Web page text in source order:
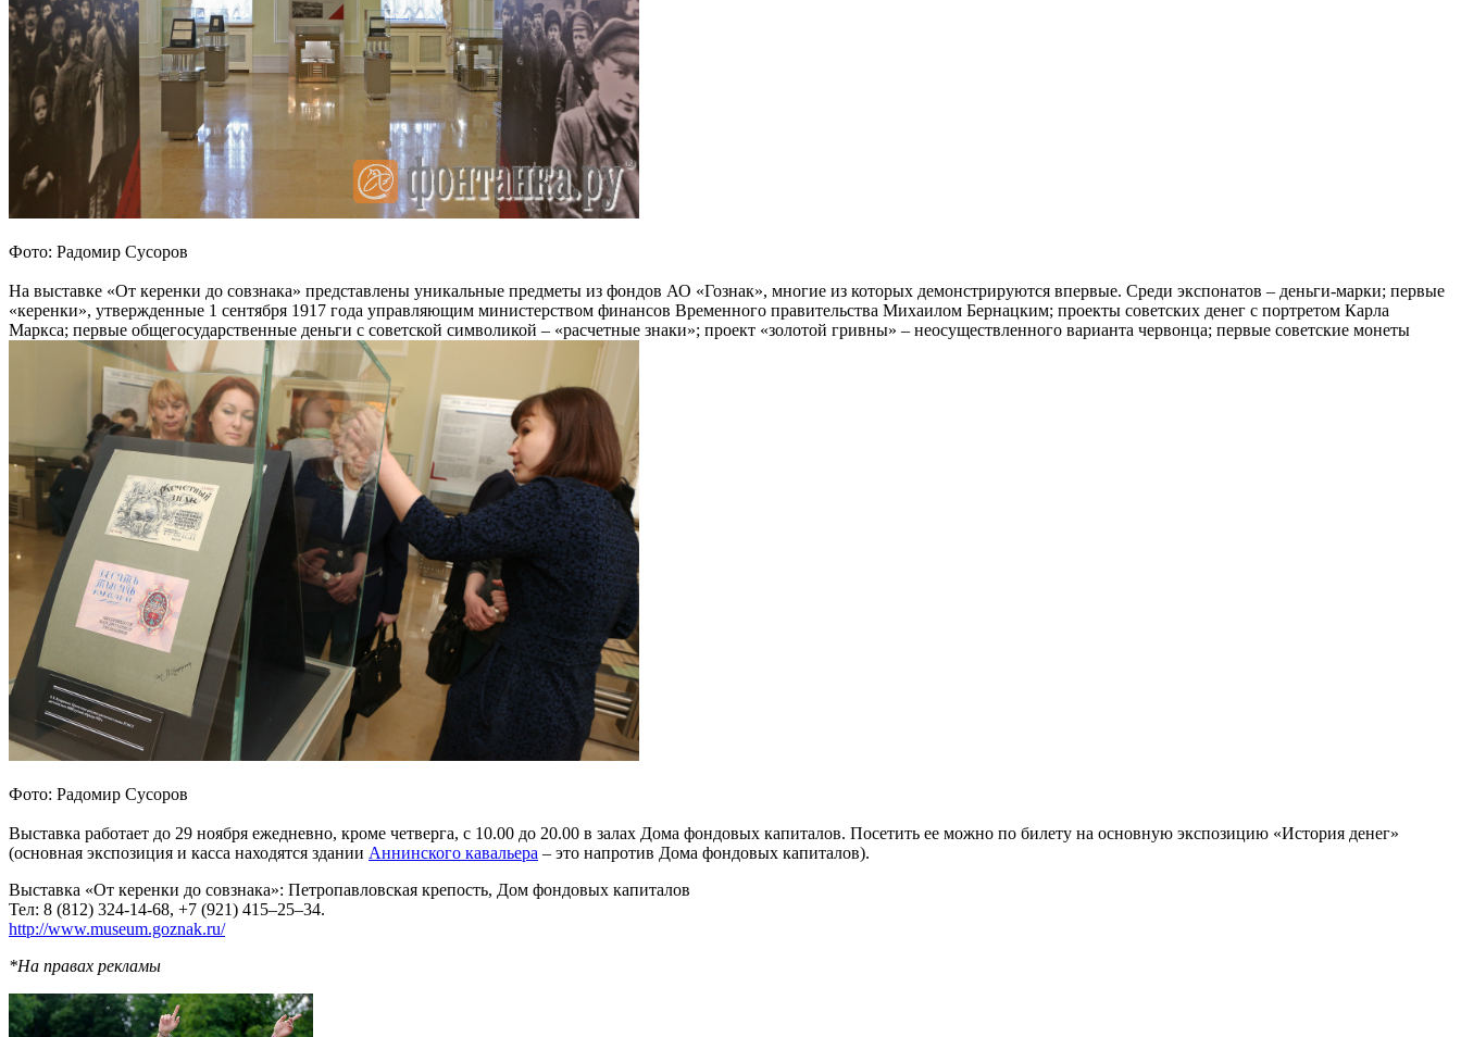
Фото: Радомир Сусоров
На выставке «От керенки до совзнака» представлены уникальные предметы из фондов АО «Гознак», многие из которых демонстрируются впервые. Среди экспонатов – деньги-марки; первые
«керенки», утвержденные 1 сентября 1917 года управляющим министерством финансов Временного правительства Михаилом Бернацким; проекты советских денег с портретом Карла
Маркса; первые общегосударственные деньги с советской символикой – «расчетные знаки»; проект «золотой гривны» – неосуществленного варианта червонца; первые советские монеты
Фото: Радомир Сусоров
Выставка работает до 29 ноября ежедневно, кроме четверга, с 10.00 до 20.00 в залах Дома фондовых капиталов. Посетить ее можно по билету на основную экспозицию «История денег»
(основная экспозиция и касса находятся здании Аннинского кавальера – это напротив Дома фондовых капиталов).
Выставка «От керенки до совзнака»: Петропавловская крепость, Дом фондовых капиталов
Тел: 8 (812) 324-14-68, +7 (921) 415–25–34.
http://www.museum.goznak.ru/
*На правах рекламы